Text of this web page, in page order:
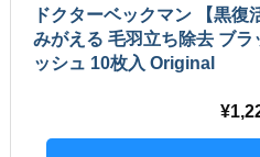
ドクターベックマン 【黒復
みがえる 毛羽立ち除去 ブ
ッシュ 10枚入 Original